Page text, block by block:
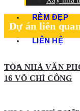
RÈM ĐẸP
LIÊN HỆ
Dự án liên quan
TÒA NHÀ VĂN
16 VÕ CHÍ CÔNG